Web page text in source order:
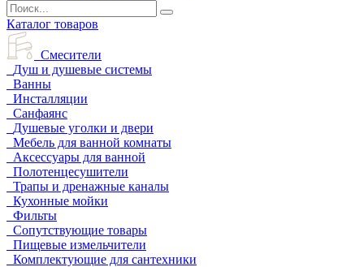
Каталог товаров
Смесители
Душ и душевые системы
Ванны
Инсталляции
Санфаянс
Душевые уголки и двери
Мебель для ванной комнаты
Аксессуары для ванной
Полотенцесушители
Трапы и дренажные каналы
Кухонные мойки
Фильты
Сопутствующие товары
Пищевые измельчители
Комплектующие для сантехники